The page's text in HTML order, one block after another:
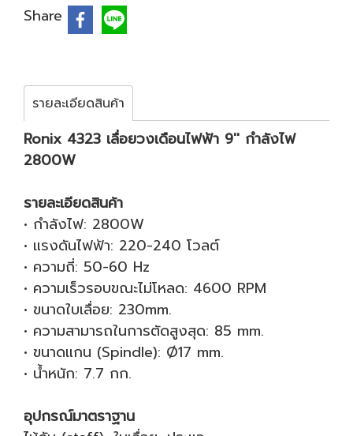
Share
รายละเอียดสินค้า
Ronix 4323 เลื่อยวงเดือนไฟฟ้า 9'' กำลังไฟ
2800W
รายละเอียดสินค้า
• กำลังไฟ: 2800W
• แรงดันไฟฟ้า: 220-240 โวลต์
• ความถี่: 50-60 Hz
• ความเร็วรอบขณะไม่โหลด: 4600 RPM
• ขนาดใบเลื่อย: 230mm.
• ความสามารถในการตัดสูงสุด: 85 mm.
• ขนาดแกน (Spindle): Ø17 mm.
• น้ำหนัก: 7.7 กก.
อุปกรณ์มาตราฐาน